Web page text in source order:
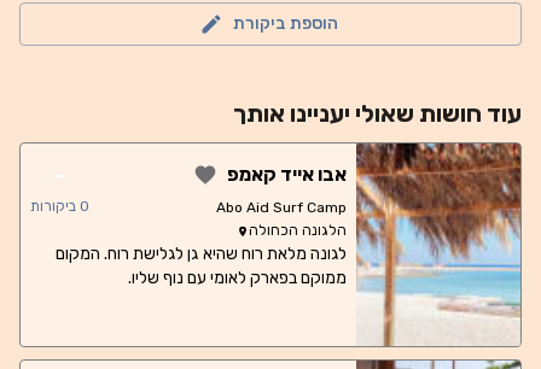
הוספת ביקורת
עוד חושות שאולי יעניינו אותך
אבו אייד קאמפ
Abo Aid Surf Camp
הלגונה הכחולה
-
0 ביקורות
לגונה מלאת רוח שהיא גן לגלישת רוח. המקום
ממוקם בפארק לאומי עם נוף שליו.